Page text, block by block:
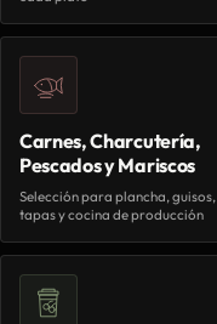
Carnes, Charcutería,
Pescados y Mariscos
Selección para plancha, guisos,
tapas y cocina de producción